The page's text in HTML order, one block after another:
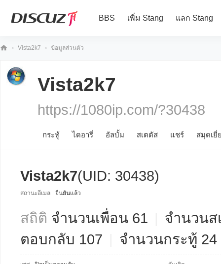
BBS เพิ่ม Stang แลก Stang
80
› Vista2k7 › ข้อมูลส่วนตัว
Vista2k7
https://1080ip.com/?30438
กระทู้ ไดอารี่ อัลบั้ม สเตตัส แชร์ สมุดเยี่
Vista2k7(UID: 30438)
สถานะอีเมล ยืนยันแล้ว
สถิติ จำนวนเพื่อน 61
จำนวนส
ตอบกลับ 107
จำนวนกระทู้ 24